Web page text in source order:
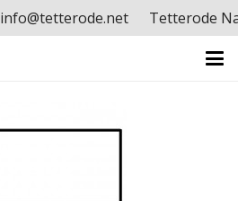
info@tetterode.net Tetterode